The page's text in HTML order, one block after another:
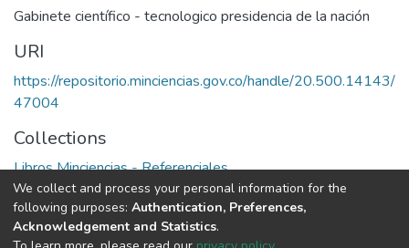
Gabinete científico - tecnologico presidencia de la nación
URI
https://repositorio.minciencias.gov.co/handle/20.500.14143/
47004
Collections
Libros Minciencias - Referenciales
Full item page
We collect and process your personal information for the
following purposes: Authentication, Preferences,
Acknowledgement and Statistics.